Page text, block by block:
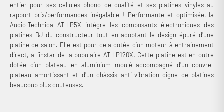
entier pour ses cellules phono de qualité et ses platines vinyles au
rapport prix/performances inégalable ! Performante et optimisée, la
Audio-Technica AT-LP5X intègre les composants électroniques des
platines DJ du constructeur tout en adoptant le design épuré d’une
platine de salon. Elle est pour cela dotée d’un moteur à entrainement
direct, à l’instar de la populaire AT-LP120X. Cette platine est en outre
dotée d’un plateau en aluminium moulé accompagné d’un couvre-
plateau amortissant et d’un châssis anti-vibration digne de platines
beaucoup plus couteuses.